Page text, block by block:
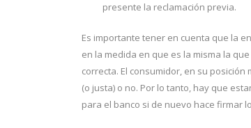
presente la reclamación previa.
Es importante tener en cuenta que la
en la medida en que es la misma la
correcta. El consumidor, en su
(o justa) o no. Por lo tanto, hay que
para el banco si de nuevo hace firmar